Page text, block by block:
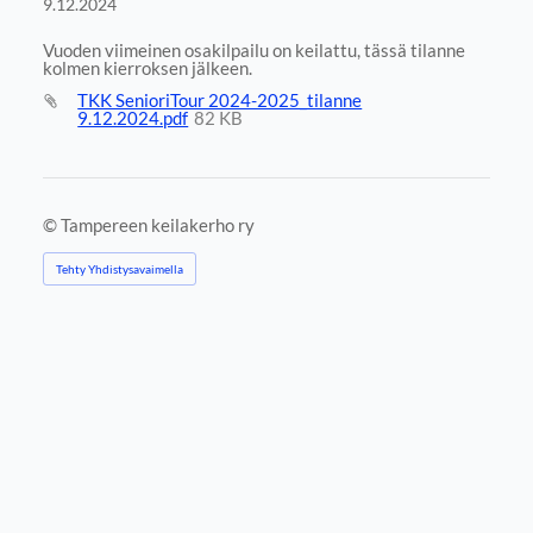
Vuoden viimeinen osakilpailu on keilattu, tässä tilanne
kolmen kierroksen jälkeen.
TKK SenioriTour 2024-2025_tilanne
9.12.2024.pdf 82 KB
©Tampereen keilakerho ry
Tehty Yhdistysavaimella